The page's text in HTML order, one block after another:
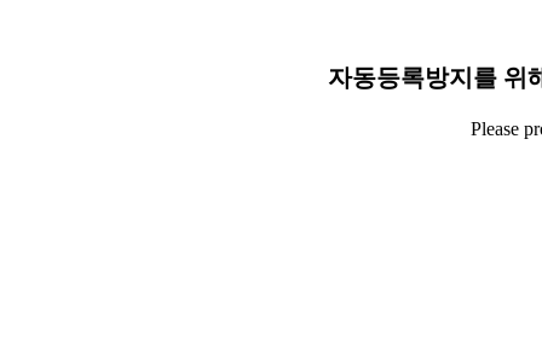
자동등록방지를 위
Please